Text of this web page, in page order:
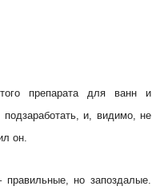
препарата для ванн и
и, видимо, не
он.
но запоздалые.